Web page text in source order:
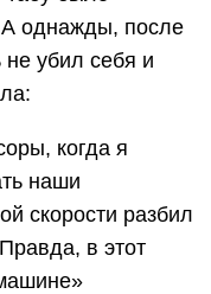
А однажды, после
убил себя и
когда я
наши
скорости разбил
в этот